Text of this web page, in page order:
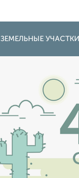
ЗЕМЕЛЬНЫЕ УЧАСТКИ